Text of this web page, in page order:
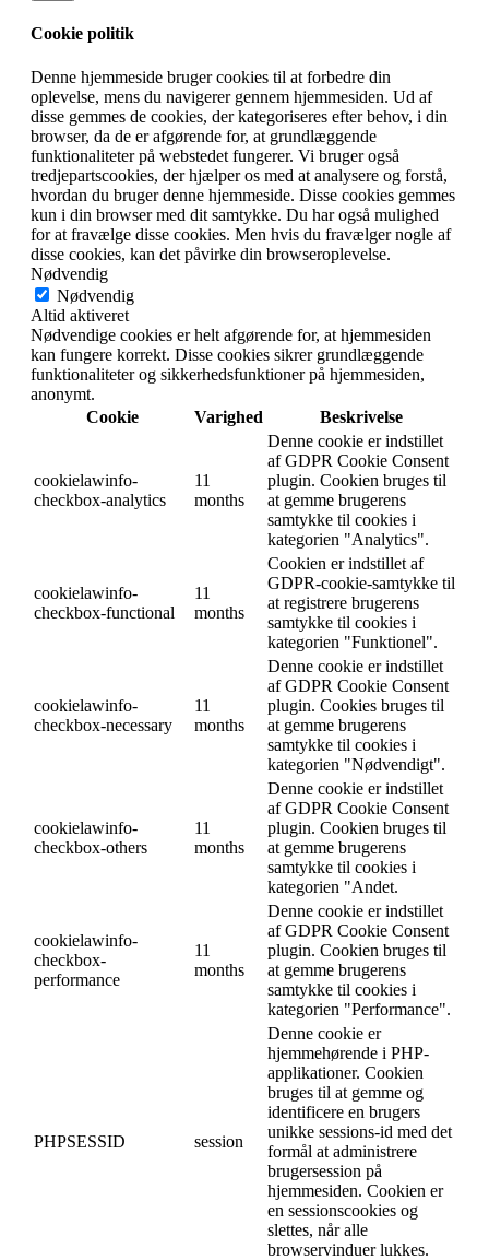
Cookie politik
Denne hjemmeside bruger cookies til at forbedre din
oplevelse, mens du navigerer gennem hjemmesiden. Ud af
disse gemmes de cookies, der kategoriseres efter behov, i din
browser, da de er afgørende for, at grundlæggende
funktionaliteter på webstedet fungerer. Vi bruger også
tredjepartscookies, der hjælper os med at analysere og forstå,
hvordan du bruger denne hjemmeside. Disse cookies gemmes
kun i din browser med dit samtykke. Du har også mulighed
for at fravælge disse cookies. Men hvis du fravælger nogle af
disse cookies, kan det påvirke din browseroplevelse.
Nødvendig
Nødvendig
Altid aktiveret
Nødvendige cookies er helt afgørende for, at hjemmesiden
kan fungere korrekt. Disse cookies sikrer grundlæggende
funktionaliteter og sikkerhedsfunktioner på hjemmesiden,
anonymt.
Cookie
Varighed Beskrivelse
cookielawinfo-
checkbox-analytics
11
months
Denne cookie er indstillet
af GDPR Cookie Consent
plugin. Cookien bruges til
at gemme brugerens
samtykke til cookies i
kategorien "Analytics".
cookielawinfo-
checkbox-functional
11
months
Cookien er indstillet af
GDPR-cookie-samtykke til
at registrere brugerens
samtykke til cookies i
kategorien "Funktionel".
cookielawinfo-
checkbox-necessary
11
months
Denne cookie er indstillet
af GDPR Cookie Consent
plugin. Cookies bruges til
at gemme brugerens
samtykke til cookies i
kategorien "Nødvendigt".
cookielawinfo-
checkbox-others
11
months
Denne cookie er indstillet
af GDPR Cookie Consent
plugin. Cookien bruges til
at gemme brugerens
samtykke til cookies i
kategorien "Andet.
cookielawinfo-
checkbox-
performance
11
months
Denne cookie er indstillet
af GDPR Cookie Consent
plugin. Cookien bruges til
at gemme brugerens
samtykke til cookies i
kategorien "Performance".
PHPSESSID session
Denne cookie er
hjemmehørende i PHP-
applikationer. Cookien
bruges til at gemme og
identificere en brugers
unikke sessions-id med det
formål at administrere
brugersession på
hjemmesiden. Cookien er
en sessionscookies og
slettes, når alle
browservinduer lukkes.